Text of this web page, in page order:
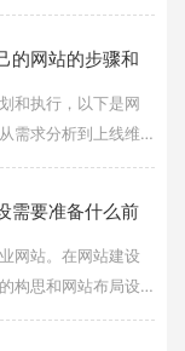
速渗透市场，企业
创新魄力与市场洞
的网站的步骤和
和执行，以下是网
需求分析到上线维
与需求分析核心目
（如在线下单、会
：梳理具体需求，
需要准备什么前
网站。在网站建设
构思和网站布局设
的话、网站建设起